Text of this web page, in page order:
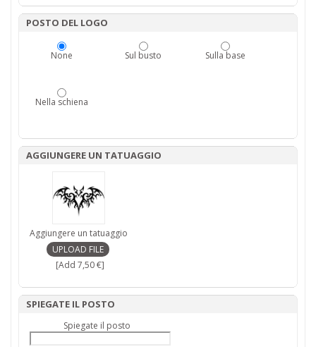
POSTO DEL LOGO
None Sul busto Sulla base
Nella schiena
AGGIUNGERE UN TATUAGGIO
Aggiungere un tatuaggio
[Add 7,50 €]
SPIEGATE IL POSTO
Spiegate il posto